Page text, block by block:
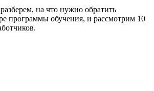
на что нужно обратить
программы обучения, и рассмотрим 10